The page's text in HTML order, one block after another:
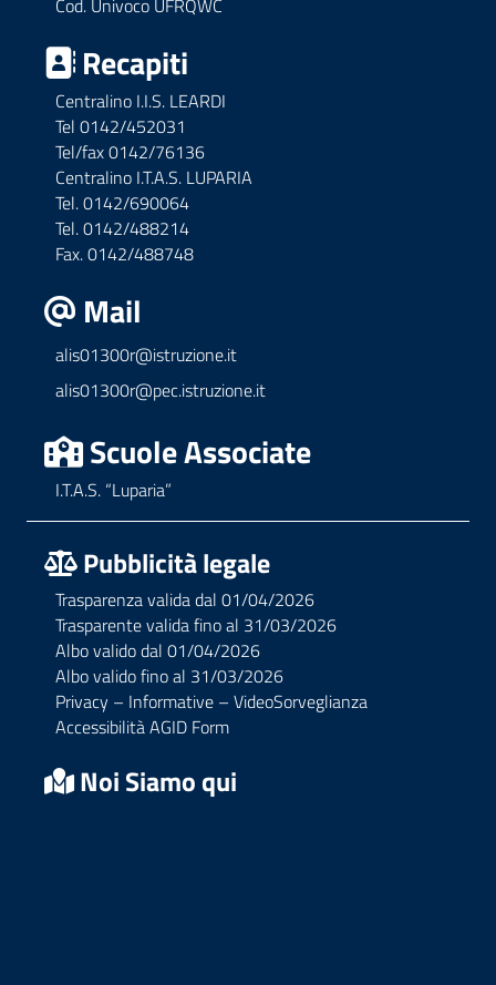
Cod. Univoco UFRQWC
Recapiti
Centralino I.I.S. LEARDI
Tel 0142/452031
Tel/fax 0142/76136
Centralino I.T.A.S. LUPARIA
Tel. 0142/690064
Tel. 0142/488214
Fax. 0142/488748
Mail
alis01300r@istruzione.it
alis01300r@pec.istruzione.it
Scuole Associate
I.T.A.S. “Luparia”
Pubblicità legale
Trasparenza valida dal 01/04/2026
Trasparente valida fino al 31/03/2026
Albo valido dal 01/04/2026
Albo valido fino al 31/03/2026
Privacy – Informative – VideoSorveglianza
Accessibilità AGID Form
Noi Siamo qui